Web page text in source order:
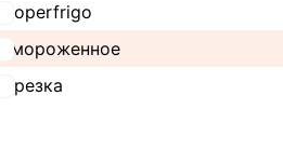
Cooperfrigo
Замороженное
Вырезка